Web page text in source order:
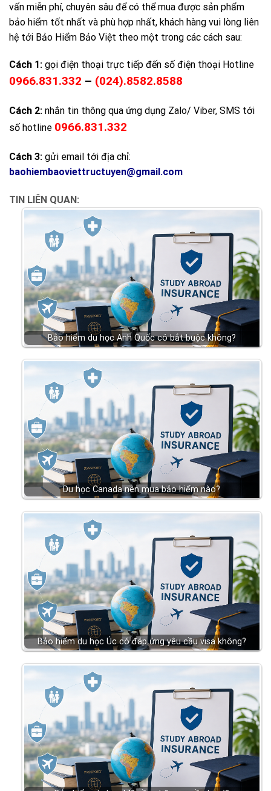
vấn miễn phí, chuyên sâu để có thể mua được sản phẩm
bảo hiểm tốt nhất và phù hợp nhất, khách hàng vui lòng liên
hệ tới Bảo Hiểm Bảo Việt theo một trong các cách sau:
Cách 1: gọi điện thoại trực tiếp đến số điện thoại Hotline
0966.831.332 – (024).8582.8588
Cách 2: nhắn tin thông qua ứng dụng Zalo/ Viber, SMS tới
số hotline 0966.831.332
Cách 3: gửi email tới địa chỉ:
baohiembaoviettructuyen@gmail.com
TIN LIÊN QUAN:
Bảo hiểm du học Anh Quốc có bắt buộc không?
Du học Canada nên mua bảo hiểm nào?
Bảo hiểm du học Úc có đáp ứng yêu cầu visa không?